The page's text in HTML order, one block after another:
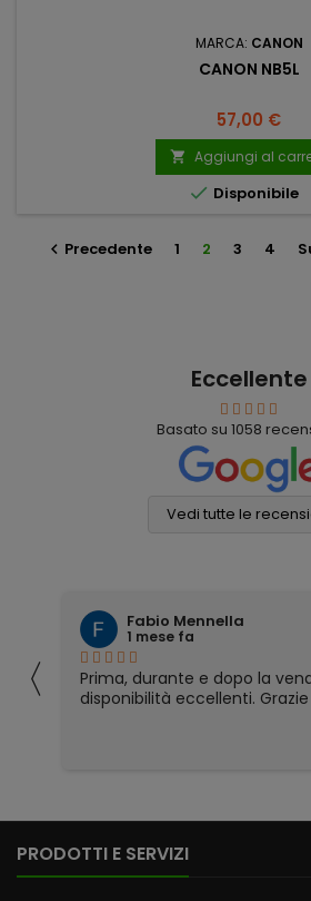
MARCA: CANON
CANON NB5L
Prezzo
57,00 €
 Aggiungi al
 Disponibile
 Precedente 1 2 3 4
Eccellente
Basato su 1058
Vedi tutte le
〈
Fabio Mennella
1 mese fa
Prima, durante e dopo la
disponibilità eccellenti.
PRODOTTI E SERVIZI